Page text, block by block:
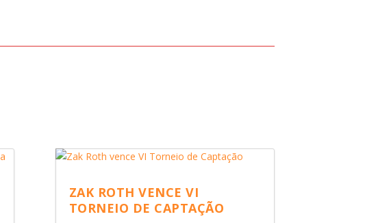
ZAK ROTH VENCE VI
TORNEIO DE CAPTAÇÃO